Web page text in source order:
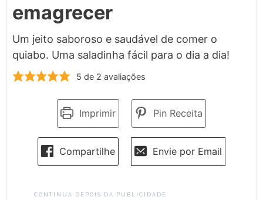
emagrecer
Um jeito saboroso e saudável de comer o
quiabo. Uma saladinha fácil para o dia a dia!
5 de 2 avaliações
Imprimir Pin Receita
Compartilhe Envie por Email
CONTINUA DEPOIS DA PUBLICIDADE